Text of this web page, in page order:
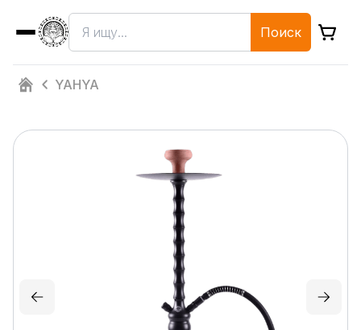
Поиск
YAHYA